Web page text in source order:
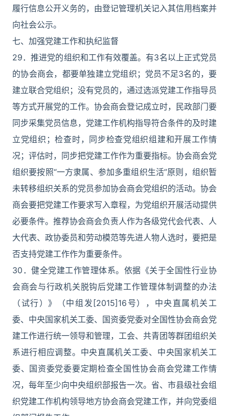
履行信息公开义务的，由登记管理机关记入其信用档案并
向社会公示。
七、加强党建工作和执纪监督
29．推进党的组织和工作有效覆盖。有3名以上正式党员
的协会商会，都要单独建立党组织；党员不足3名的，要
建立联合党组织；没有党员的，通过选派党建工作指导员
等方式开展党的工作。协会商会登记成立时，民政部门要
同步采集党员信息，党建工作机构指导符合条件的及时建
立党组织；检查时，同步检查党组织组建和开展工作情
况；评估时，同步把党建工作作为重要指标。协会商会党
组织要按照“一方隶属、参加多重组织生活”原则，组织暂
未转移组织关系的党员参加协会商会党组织的活动。协会
商会要把党建工作要求写入章程，为党组织开展活动提供
必要条件。推荐协会商会负责人作为各级党代会代表、人
大代表、政协委员和劳动模范等先进人物人选时，要把是
否支持党建工作作为重要条件。
30．健全党建工作管理体系。依据《关于全国性行业协
会商会与行政机关脱钩后党建工作管理体制调整的办法
（试行）》（中组发[2015]16号），中央直属机关工
委、中央国家机关工委、国资委党委对全国性协会商会党
建工作进行统一领导和管理，工会、共青团等群团组织关
系进行相应调整。中央直属机关工委、中央国家机关工
委、国资委党委要定期检查全国性协会商会党建工作情
况，每年至少向中央组织部报告一次。省、市县级社会组
织党建工作机构领导地方协会商会党建工作，并向党委组